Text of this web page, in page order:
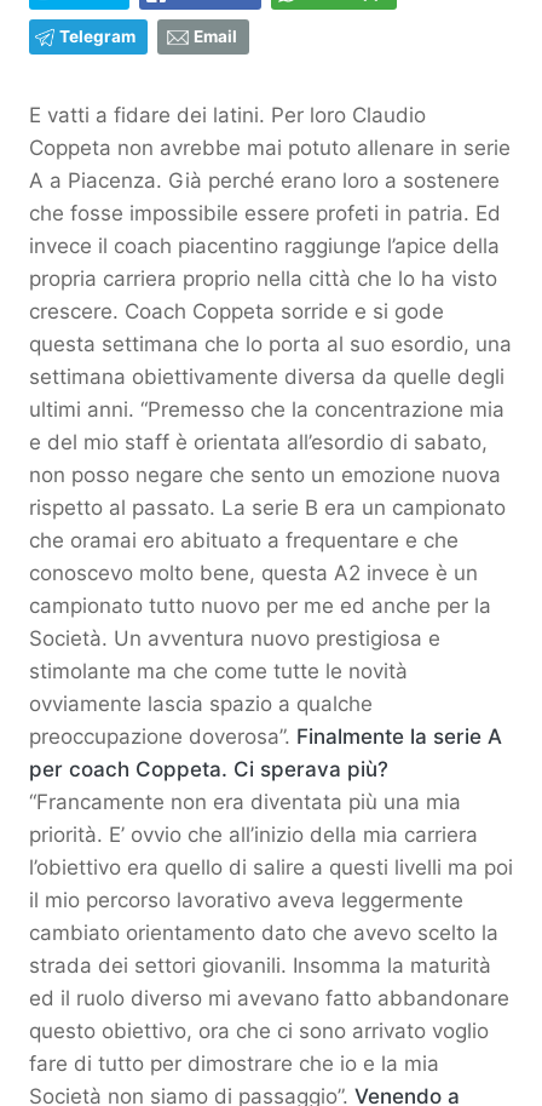
Telegram Email
E vatti a fidare dei latini. Per loro Claudio
Coppeta non avrebbe mai potuto allenare in serie
A a Piacenza. Già perché erano loro a sostenere
che fosse impossibile essere profeti in patria. Ed
invece il coach piacentino raggiunge l’apice della
propria carriera proprio nella città che lo ha visto
crescere. Coach Coppeta sorride e si gode
questa settimana che lo porta al suo esordio, una
settimana obiettivamente diversa da quelle degli
ultimi anni. “Premesso che la concentrazione mia
e del mio staff è orientata all’esordio di sabato,
non posso negare che sento un emozione nuova
rispetto al passato. La serie B era un campionato
che oramai ero abituato a frequentare e che
conoscevo molto bene, questa A2 invece è un
campionato tutto nuovo per me ed anche per la
Società. Un avventura nuovo prestigiosa e
stimolante ma che come tutte le novità
ovviamente lascia spazio a qualche
preoccupazione doverosa”. Finalmente la serie A
per coach Coppeta. Ci sperava più?
“Francamente non era diventata più una mia
priorità. E’ ovvio che all’inizio della mia carriera
l’obiettivo era quello di salire a questi livelli ma poi
il mio percorso lavorativo aveva leggermente
cambiato orientamento dato che avevo scelto la
strada dei settori giovanili. Insomma la maturità
ed il ruolo diverso mi avevano fatto abbandonare
questo obiettivo, ora che ci sono arrivato voglio
fare di tutto per dimostrare che io e la mia
Società non siamo di passaggio”. Venendo a